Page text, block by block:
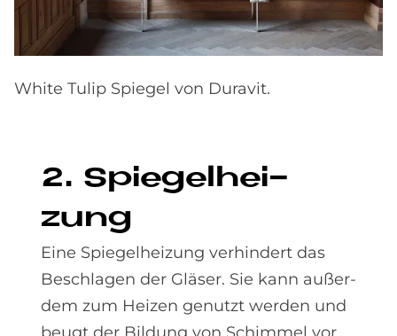
White Tulip Spiegel von Duravit.
2. Spie­gel­hei­
zung
Eine Spiegelheizung verhindert das
Beschlagen der Gläser. Sie kann außer­
dem zum Heizen genutzt werden und